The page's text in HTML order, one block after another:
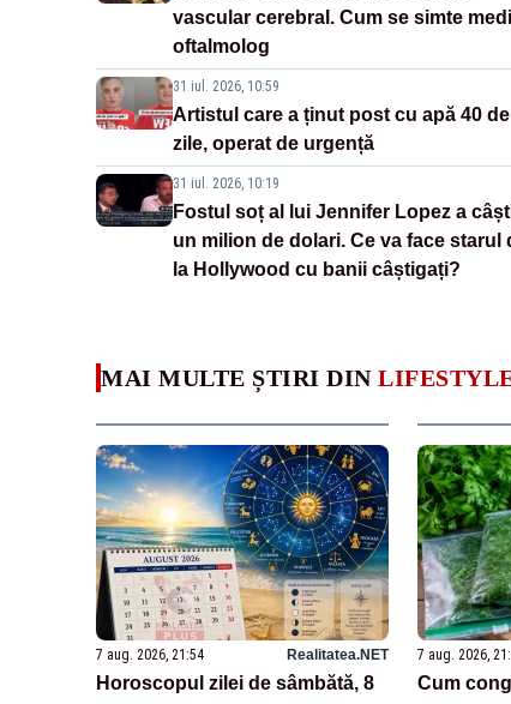
vascular cerebral. Cum se simte
oftalmolog
31 iul. 2026, 10:59
Artistul care a ținut post cu apă 40 de
zile, operat de urgență
31 iul. 2026, 10:19
Fostul soț al lui Jennifer Lopez a
un milion de dolari. Ce va face starul
la Hollywood cu banii câștigați?
MAI MULTE ȘTIRI DIN
7 aug. 2026, 21:54 Realitatea.NET
Horoscopul zilei de sâmbătă, 8
7 aug. 2026,
Cum